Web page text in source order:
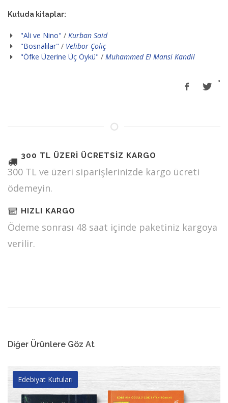
Kutuda kitaplar:
"Ali ve Nino" / Kurban Said
"Bosnalılar" / Velibor Çoliç
"Öfke Üzerine Üç Öykü" / Muhammed El Mansi Kandil
"
300 TL ÜZERİ ÜCRETSİZ KARGO
300 TL ve üzeri siparişlerinizde kargo ücreti
ödemeyin.
HIZLI KARGO
Ödeme sonrası 48 saat içinde paketiniz kargoya
verilir.
Diğer Ürünlere Göz At
Edebiyat Kutuları